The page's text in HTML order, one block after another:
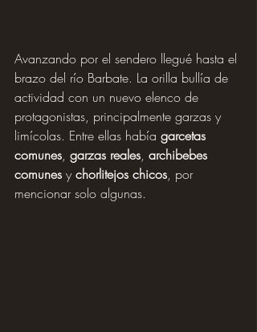
Avanzando por el sendero llegué hasta el
brazo del río Barbate. La orilla bullía de
actividad con un nuevo elenco de
protagonistas, principalmente garzas y
limícolas. Entre ellas había garcetas
comunes, garzas reales, archibebes
comunes y chorlitejos chicos, por
mencionar solo algunas.